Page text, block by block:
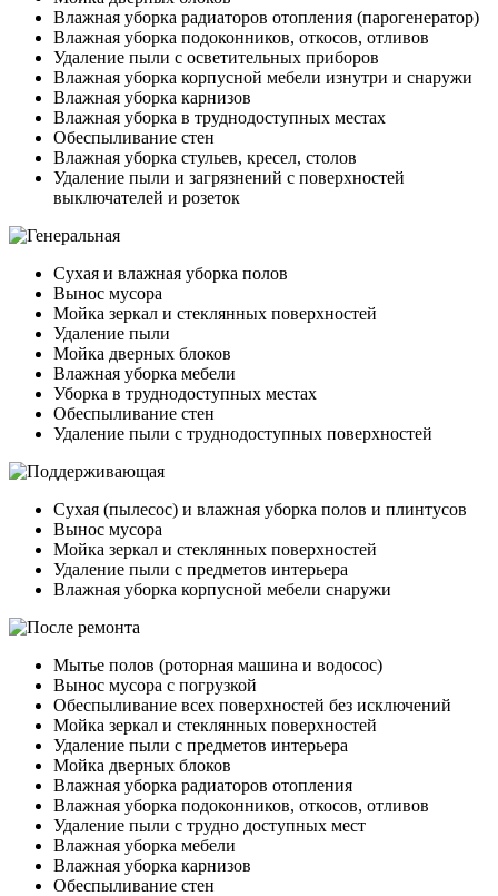
Влажная уборка радиаторов отопления (парогенератор)
Влажная уборка подоконников, откосов, отливов
Удаление пыли с осветительных приборов
Влажная уборка корпусной мебели изнутри и снаружи
Влажная уборка карнизов
Влажная уборка в труднодоступных местах
Обеспыливание стен
Влажная уборка стульев, кресел, столов
Удаление пыли и загрязнений с поверхностей
выключателей и розеток
Сухая и влажная уборка полов
Вынос мусора
Мойка зеркал и стеклянных поверхностей
Удаление пыли
Мойка дверных блоков
Влажная уборка мебели
Уборка в труднодоступных местах
Обеспыливание стен
Удаление пыли с труднодоступных поверхностей
Сухая (пылесос) и влажная уборка полов и плинтусов
Вынос мусора
Мойка зеркал и стеклянных поверхностей
Удаление пыли с предметов интерьера
Влажная уборка корпусной мебели снаружи
Мытье полов (роторная машина и водосос)
Вынос мусора с погрузкой
Обеспыливание всех поверхностей без исключений
Мойка зеркал и стеклянных поверхностей
Удаление пыли с предметов интерьера
Мойка дверных блоков
Влажная уборка радиаторов отопления
Влажная уборка подоконников, откосов, отливов
Удаление пыли с трудно доступных мест
Влажная уборка мебели
Влажная уборка карнизов
Обеспыливание стен